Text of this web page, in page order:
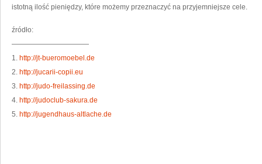
istotną ilość pieniędzy, które możemy przeznaczyć na przyjemniejsze cele.
źródło:
———————————
1. http://jt-bueromoebel.de
2. http://jucarii-copii.eu
3. http://judo-freilassing.de
4. http://judoclub-sakura.de
5. http://jugendhaus-altlache.de